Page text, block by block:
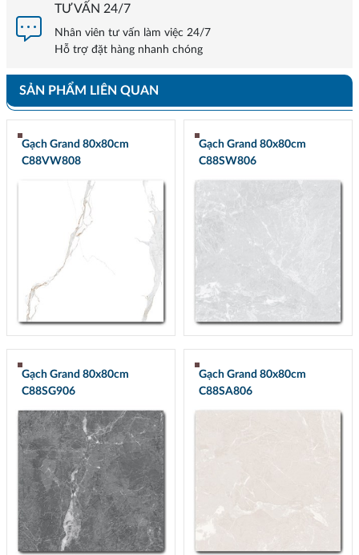
TƯ VẤN 24/7
Nhân viên tư vấn làm việc 24/7
Hỗ trợ đặt hàng nhanh chóng
SẢN PHẨM LIÊN QUAN
Gạch Grand 80x80cm
C88VW808
Gạch Grand 80x80cm
C88SW806
Gạch Grand 80x80cm
C88SG906
Gạch Grand 80x80cm
C88SA806